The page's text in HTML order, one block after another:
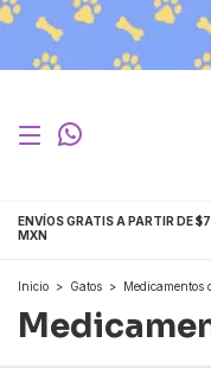
ENVÍOS GRATIS A PARTIR DE
MXN
Inicio > Gatos > Medicamentos